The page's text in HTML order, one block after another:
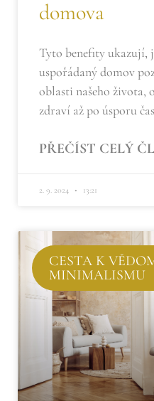
domova
Tyto benefity ukazují,
uspořádaný domov
oblasti našeho života,
zdraví až po úsporu
PŘEČÍST CELÝ
2. 9. 2024 13:21
CESTA K
MINIMALISMU